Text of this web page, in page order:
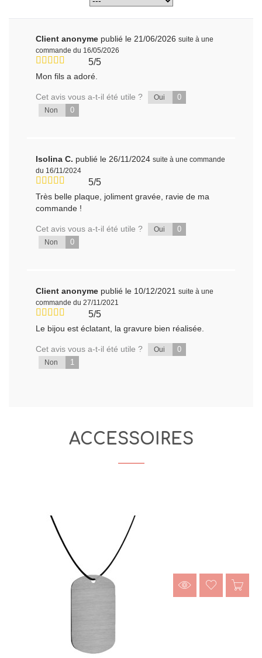
Client anonyme publié le 21/06/2026 suite à une
commande du 16/05/2026
5/5
Mon fils a adoré.
Cet avis vous a-t-il été utile ? Oui 0
Non 0
Isolina C. publié le 26/11/2024 suite à une commande
du 16/11/2024
5/5
Très belle plaque, joliment gravée, ravie de ma
commande !
Cet avis vous a-t-il été utile ? Oui 0
Non 0
Client anonyme publié le 10/12/2021 suite à une
commande du 27/11/2021
5/5
Le bijou est éclatant, la gravure bien réalisée.
Cet avis vous a-t-il été utile ? Oui 0
Non 1
ACCESSOIRES